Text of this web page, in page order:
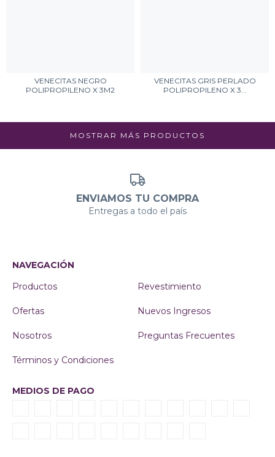
VENECITAS NEGRO
POLIPROPILENO X 3M2
VENECITAS GRIS PERLADO
POLIPROPILENO X 3...
MOSTRAR MÁS PRODUCTOS
ENVIAMOS TU COMPRA
Entregas a todo el país
NAVEGACIÓN
Productos
Revestimiento
Ofertas Nuevos Ingresos
Nosotros Preguntas Frecuentes
Términos y Condiciones
MEDIOS DE PAGO